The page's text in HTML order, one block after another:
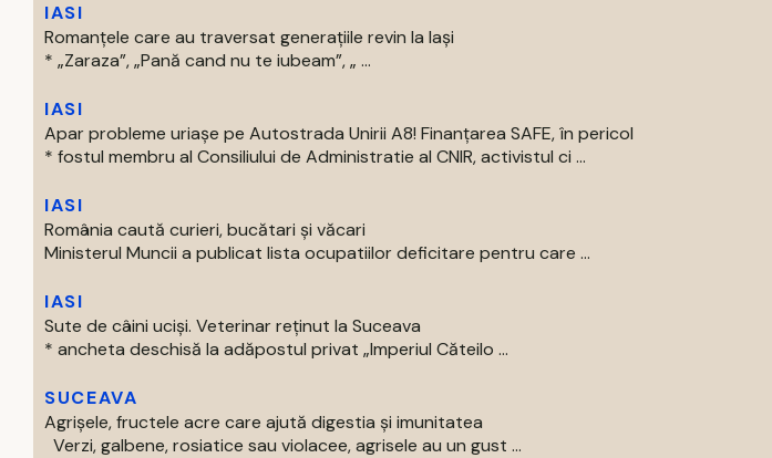
IASI
Romanțele care au traversat generațiile revin la Iași
* „Zaraza”, „Pană cand nu te iubeam”, „ ...
IASI
Apar probleme uriașe pe Autostrada Unirii A8! Finanțarea SAFE, în pericol
* fostul membru al Consiliului de Administratie al CNIR, activistul ci ...
IASI
România caută curieri, bucătari și văcari
Ministerul Muncii a publicat lista ocupatiilor deficitare pentru care ...
IASI
Sute de câini uciși. Veterinar reținut la Suceava
* ancheta deschisă la adăpostul privat „Imperiul Căteilo ...
SUCEAVA
Agrișele, fructele acre care ajută digestia și imunitatea
Verzi, galbene, rosiatice sau violacee, agrisele au un gust ...